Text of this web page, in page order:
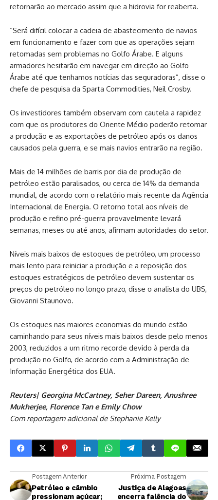
retornarão ao mercado assim que a hidrovia for reaberta.
“Será difícil colocar a cadeia de abastecimento de navios
em funcionamento e ‌fazer com que as operações sejam
retomadas sem problemas no Golfo Árabe. E alguns
armadores hesitarão em navegar em direção ao Golfo
Árabe até que tenhamos notícias das seguradoras”, disse o
‌chefe de pesquisa da Sparta Commodities, Neil Crosby.
Os ‌investidores também observam com cautela a rapidez
com que os produtores do Oriente Médio poderão retomar
a produção e as exportações de petróleo após ⁠os danos
causados pela guerra, e se mais navios entrarão na região.
Mais de 14 milhões de barris por dia de produção de
petróleo estão paralisados, ou cerca de 14% da demanda
mundial, de acordo com o relatório mais recente da Agência
Internacional de Energia. O retorno total aos níveis de
produção e refino pré-guerra provavelmente levará
semanas, meses ou até anos, afirmam autoridades do setor.
Níveis mais baixos de estoques de petróleo, um processo
mais lento para reiniciar a produção e a reposição dos
estoques estratégicos de petróleo devem sustentar os
preços do petróleo no longo prazo, disse o analista do UBS,
Giovanni Staunovo.
Os estoques nas maiores economias do mundo estão
caminhando para seus níveis mais baixos desde pelo menos
2003, reduzidos a um ritmo recorde devido à perda da
produção no Golfo, de acordo com a Administração de
⁠Informação Energética dos EUA.
Reuters| Georgina McCartney, Seher Dareen, Anushree
Mukherjee, Florence Tan e Emily Chow
Com reportagem adicional de Stephanie Kelly
Postagem Anterior
Petróleo e câmbio
pressionam açúcar;
Próxima Postagem
Justiça de Alagoas
encerra falência do